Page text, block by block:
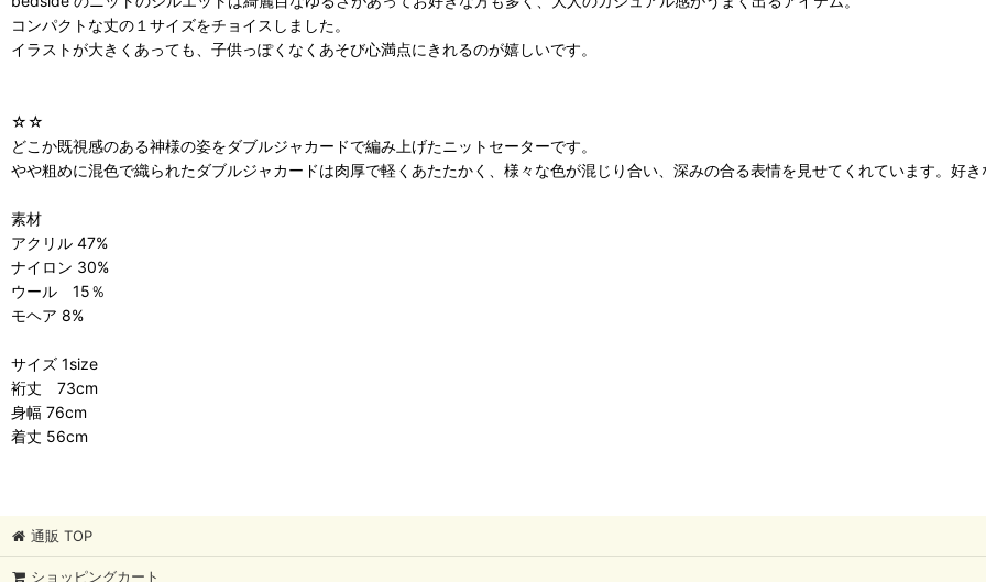
コンパクトな丈の１サイズをチョイスしました。
イラストが大きくあっても、子供っぽくなくあそび心満点にきれるのが嬉しいです。
☆☆
どこか既視感のある神様の姿をダブルジャカードで編み上げたニットセーターです。
やや粗めに混色で織られたダブルジャカードは肉厚で軽くあたたかく、様々な色が混じり合い、深みの合る表情を見せてくれています。好き
素材
アクリル 47%
ナイロン 30%
ウール 15％
モヘア 8%
サイズ 1size
裄丈 73cm
身幅 76cm
着丈 56cm
通販 TOP
ショッピングカート